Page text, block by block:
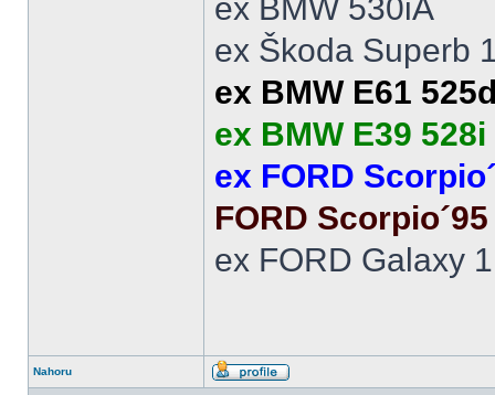
ex BMW 530iA
ex Škoda Superb
ex BMW E61
ex BMW E39 528i
ex FORD
FORD
ex FORD Galaxy
Nahoru
Profil